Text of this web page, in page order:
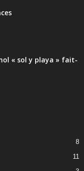
« sol y playa » fait-
8
11